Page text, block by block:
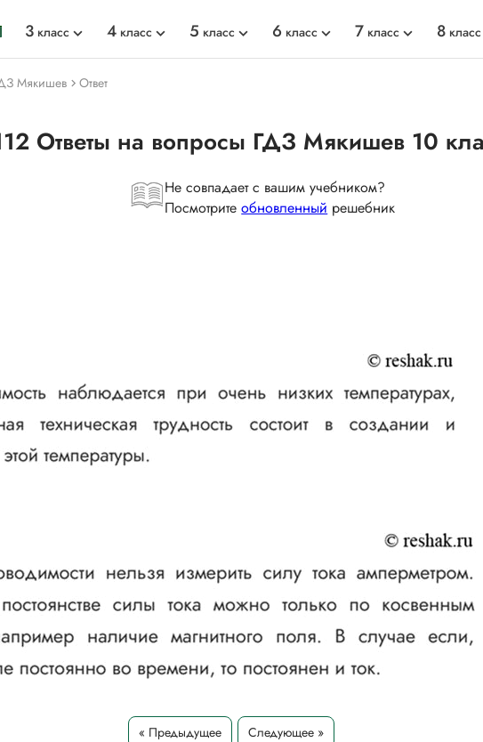
3 класс 4 класс 5 класс 6 класс 7 класс 8 класс
Мякишев Ответ
Ответы на вопросы ГДЗ Мякишев 10
Не совпадает с вашим учебником?
Посмотритеобновленный решебник
« Предыдущее Следующее »